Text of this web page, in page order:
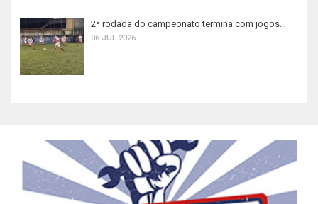
2ª rodada do campeonato termina com jogos...
06 JUL 2026